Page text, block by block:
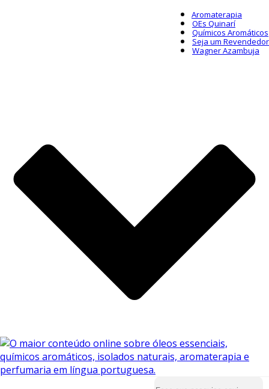
Aromaterapia
OEs Quinarí
Químicos Aromáticos
Seja um Revendedor
Wagner Azambuja